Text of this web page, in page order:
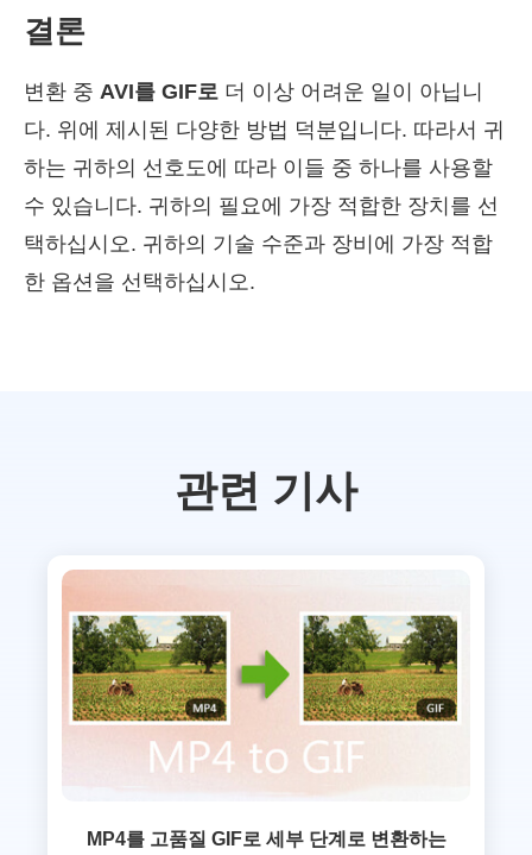
결론
변환 중 AVI를 GIF로 더 이상 어려운 일이 아닙니
다. 위에 제시된 다양한 방법 덕분입니다. 따라서 귀
하는 귀하의 선호도에 따라 이들 중 하나를 사용할
수 있습니다. 귀하의 필요에 가장 적합한 장치를 선
택하십시오. 귀하의 기술 수준과 장비에 가장 적합
한 옵션을 선택하십시오.
관련 기사
MP4를 고품질 GIF로 세부 단계로 변환하는